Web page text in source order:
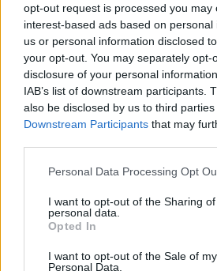
opt-out request is processed you may
interest-based ads based on
us or personal information disclosed
your opt-out. You may separately opt-
disclosure of your personal
IAB’s list of downstream participants.
also be disclosed by us to third
Downstream Participants that may
Please note that this website/app
not limited to your visit or usage
grant or deny consent to Google and
use your data for below specified
consent section.
Personal Data Processing Opt
I want to opt-out of the Sharing
personal data.
Opted In
I want to opt-out of the Sale of my
Personal Data.
Σύμφωνα με τον προγραμματισμό,
ήδη ξεκινήσει και θα μπορούν να
Συγκεκριμένα, σύμφωνα με την
www.eetaa.gr, με γνώμονα την
επεξεργασία των αιτήσεων των
αποφασίστηκε από το
η υποβολή των ενστάσεων του
ακολούθως:
Τα πάνω – κάτω στο
Πανελλαδικές εξετάσεις για
απολυτήριο